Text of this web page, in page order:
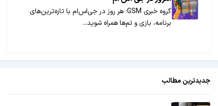
گروه خبری GSM: هر روز در جی‌اس‌ام با تازه‌ترین‌های
برنامه، بازی و تم‌ها همراه شوید...
جدیدترین مطالب